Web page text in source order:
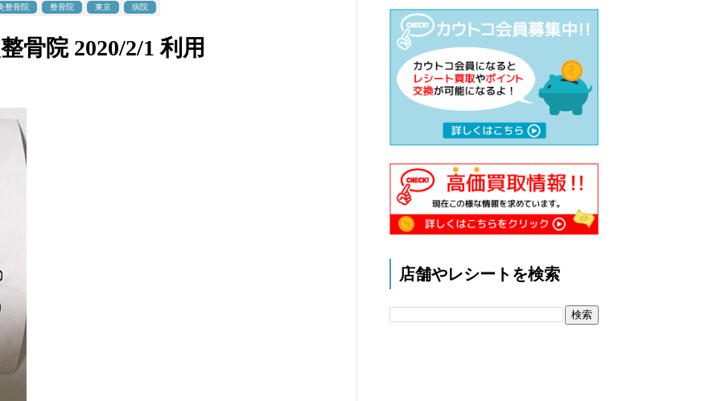
整骨院 整骨院 東京 病院
骨院 2020/2/1 利用
店舗やレシートを検索